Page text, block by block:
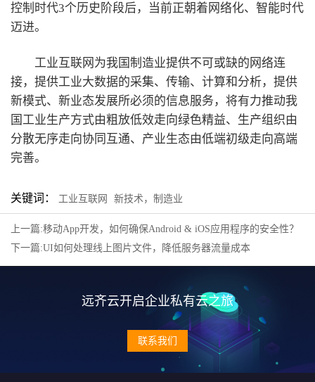
控制时代3个历史阶段后，当前正朝着网络化、智能时代
迈进。
工业互联网为我国制造业提供不可或缺的网络连
接，提供工业大数据的采集、传输、计算和分析，提供
新模式、新业态发展所必须的信息服务，将有力推动我
国工业生产方式由粗放低效走向绿色精益、生产组织由
分散无序走向协同互通、产业生态由低端初级走向高端
完善。
关键词： 工业互联网 新技术，制造业
上一篇:移动App开发，如何确保Android & iOS应用程序的安全性？
下一篇:UI如何处理线上图片文件，降低服务器流量成本
远齐云开启企业私有云之旅
联系我们